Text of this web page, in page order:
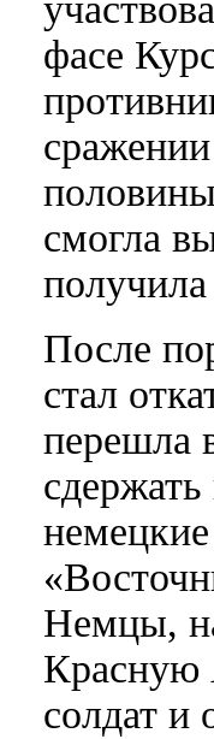
фасе
смогла
получила
После
стал
перешла
Немцы,
Красную
солдат и